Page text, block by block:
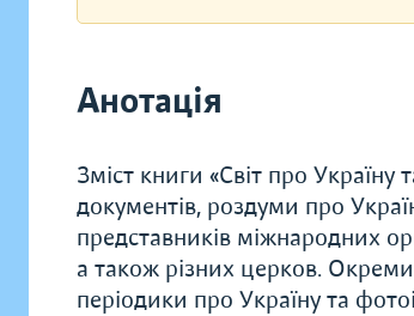
Анотація
Зміст книги «Світ про Україну
документів, роздуми про
представників міжнародних
а також різних церков.
періодики про Україну та